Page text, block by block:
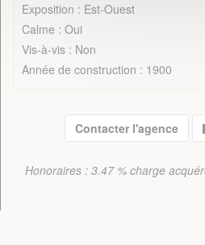
Exposition : Est-Ouest
Calme : Oui
Vis-à-vis : Non
Année de construction : 1900
Contacter l'agence
Honoraires : 3.47 % charge